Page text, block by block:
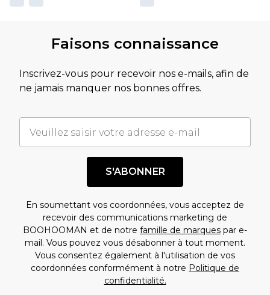
Faisons connaissance
Inscrivez-vous pour recevoir nos e-mails, afin de
ne jamais manquer nos bonnes offres.
S'ABONNER
En soumettant vos coordonnées, vous acceptez de
recevoir des communications marketing de
BOOHOOMAN et de notre famille de marques par e-
mail. Vous pouvez vous désabonner à tout moment.
Vous consentez également à l'utilisation de vos
coordonnées conformément à notre Politique de
confidentialité.